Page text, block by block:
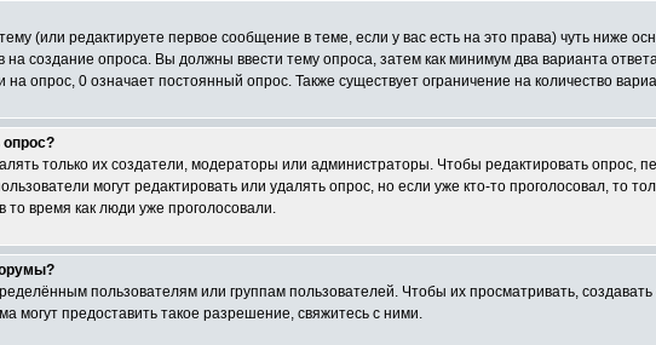
(или редактируете первое сообщение в теме, если у вас есть на это права) чуть
на создание опроса. Вы должны ввести тему опроса, затем как минимум два варианта
опрос, 0 означает постоянный опрос. Также существует ограничение на количество
опрос?
только их создатели, модераторы или администраторы. Чтобы редактировать опрос,
могут редактировать или удалять опрос, но если уже кто-то проголосовал, то
время как люди уже проголосовали.
пользователям или группам пользователей. Чтобы их просматривать,
могут предоставить такое разрешение, свяжитесь с ними.